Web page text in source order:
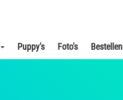
Puppy's Foto's Bestellen